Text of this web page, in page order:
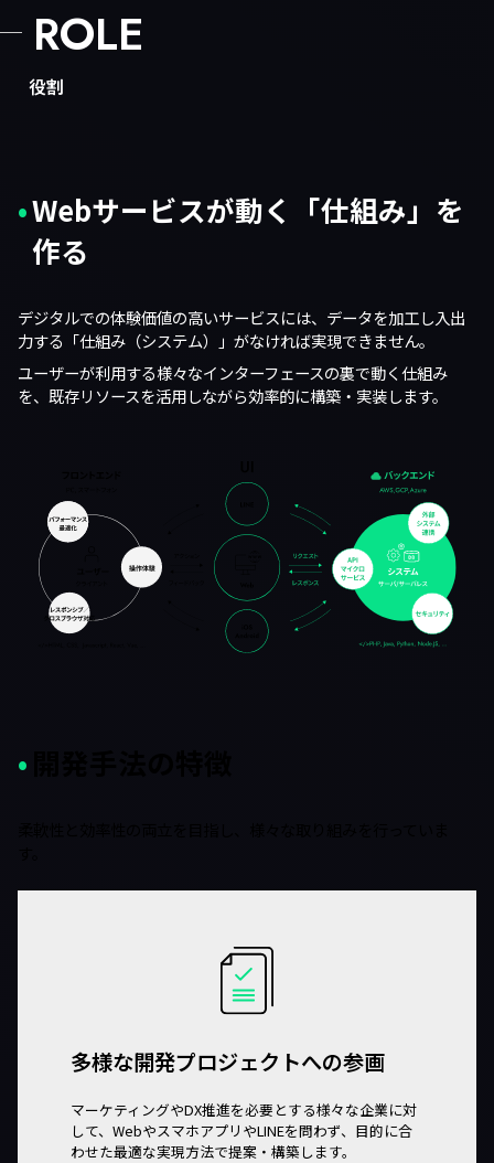
ROLE
役割
Webサービスが動く「仕組み」を
作る
デジタルでの体験価値の高いサービスには、データを加工し入出
力する「仕組み（システム）」がなければ実現できません。
ユーザーが利用する様々なインターフェースの裏で動く仕組み
を、既存リソースを活用しながら効率的に構築・実装します。
多様な開発プロジェクトへの参画
マーケティングやDX推進を必要とする様々な企業に対
して、WebやスマホアプリやLINEを問わず、目的に合
わせた最適な実現方法で提案・構築します。